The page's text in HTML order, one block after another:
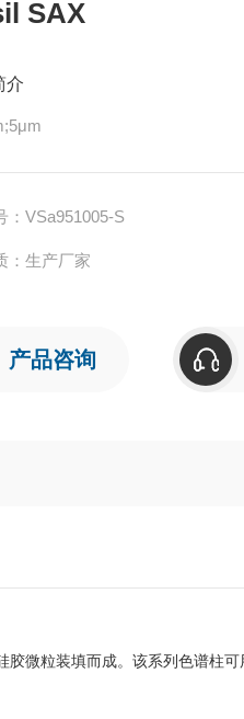
SAX
介
：VSa951005-S
：生产厂家
产品咨询
微粒装填而成。该系列色谱柱